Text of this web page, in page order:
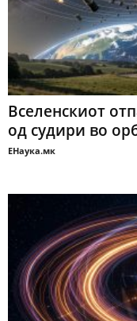
Вселенскиот
од судири во
ЕНаука.мк